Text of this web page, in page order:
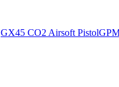
GX45 CO2 Airsoft Pistol